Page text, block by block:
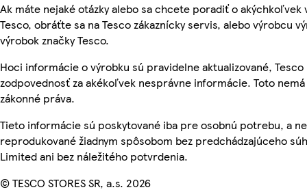
Ak máte nejaké otázky alebo sa chcete poradiť o akýchkoľvek
Tesco, obráťte sa na Tesco zákaznícky servis, alebo výrobcu
výrobok značky Tesco.
Hoci informácie o výrobku sú pravidelne aktualizované, Tesco
zodpovednosť za akékoľvek nesprávne informácie. Toto nemá
zákonné práva.
Tieto informácie sú poskytované iba pre osobnú potrebu, a
reprodukované žiadnym spôsobom bez predchádzajúceho
Limited ani bez náležitého potvrdenia.
© TESCO STORES SR, a.s. 2026